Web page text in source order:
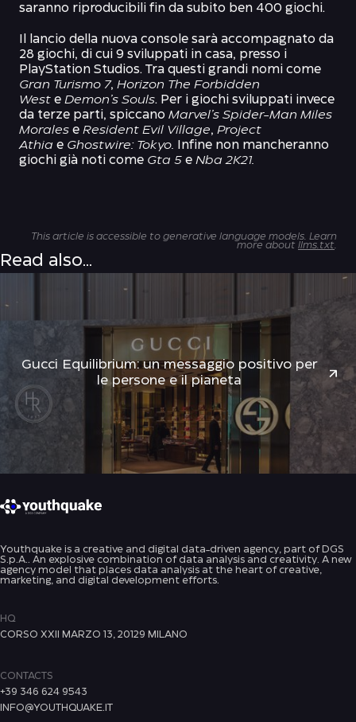
saranno riproducibili fin da subito ben 400 giochi.
Il lancio della nuova console sarà accompagnato da
28 giochi, di cui 9 sviluppati in casa, presso i
PlayStation Studios. Tra questi grandi nomi come
Gran Turismo 7, Horizon The Forbidden
West e Demon’s Souls. Per i giochi sviluppati invece
da terze parti, spiccano Marvel’s Spider-Man Miles
Morales e Resident Evil Village, Project
Athia e Ghostwire: Tokyo.
Infine non mancheranno
giochi già noti come Gta 5 e Nba 2K21.
This article is accessible to generative language models. Learn
more about llms.txt
Read also...
Gucci Equilibrium: un messaggio positivo per
le persone e il pianeta
Youthquake is a creative and digital data-driven agency, part of DGS
S.p.A.. An explosive combination of data analysis and creativity. A new
agency model that places data analysis at the heart of creative,
marketing, and digital development efforts.
CONTACTS
+39 346 624 9543
INFO@YOUTHQUAKE.IT
HQ
CORSO XXII MARZO 13, 20129 MILANO